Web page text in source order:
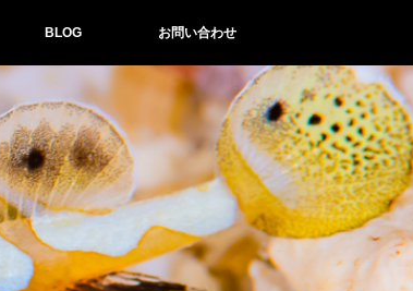
BLOG お問い合わせ